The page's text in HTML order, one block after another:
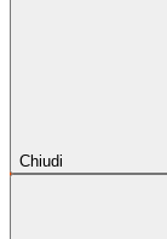
Chiudi